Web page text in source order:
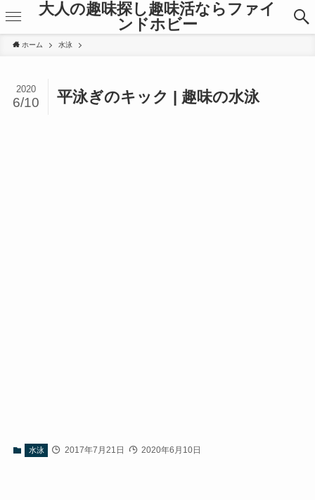
大人の趣味探し趣味活ならファイ
ンドホビー
ホーム 水泳
平泳ぎのキック | 趣味の水泳
2020
6/10
水泳 2017年7月21日 2020年6月10日